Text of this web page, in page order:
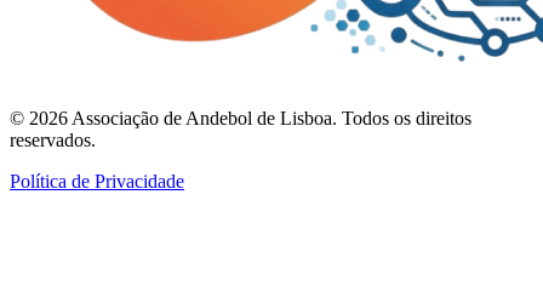
© 2026 Associação de Andebol de Lisboa. Todos os direitos
reservados.
Política de Privacidade